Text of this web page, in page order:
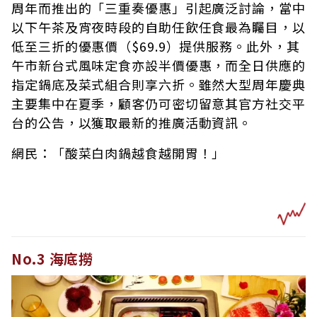
周年而推出的「三重奏優惠」引起廣泛討論，當中
以下午茶及宵夜時段的自助任飲任食最為矚目，以
低至三折的優惠價（$69.9）提供服務。此外，其
午市新台式風味定食亦設半價優惠，而全日供應的
指定鍋底及菜式組合則享六折。雖然大型周年慶典
主要集中在夏季，顧客仍可密切留意其官方社交平
台的公告，以獲取最新的推廣活動資訊。
網民：「酸菜白肉鍋越食越開胃！」
No.3 海底撈